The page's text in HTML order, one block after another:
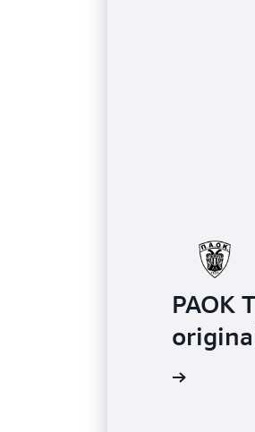
PAOK